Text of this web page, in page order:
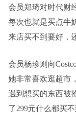
会员郑琦对时代财
每次也就是买点牛
来店买不到要好，
会员杨珍则向
她非常喜欢逛超市
遇到想买的东西被
了299元什么都买